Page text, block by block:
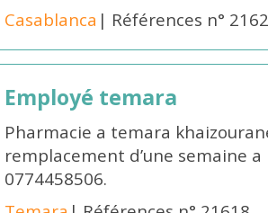
Casablanca | Références n°
Employé temara
Pharmacie a temara
remplacement d’une semaine
0774458506.